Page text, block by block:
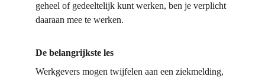
geheel of gedeeltelijk kunt werken, ben je verplicht
daaraan mee te werken.
De belangrijkste les
Werkgevers mogen twijfelen aan een ziekmelding,